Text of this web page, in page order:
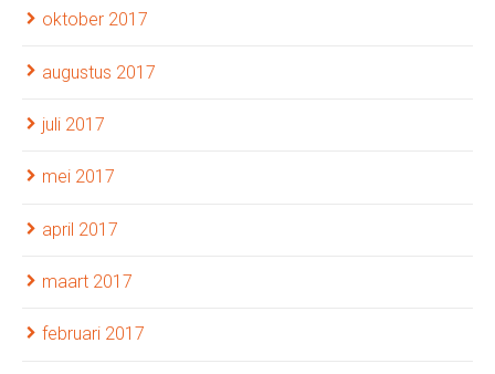
oktober 2017
augustus 2017
juli 2017
mei 2017
april 2017
maart 2017
februari 2017